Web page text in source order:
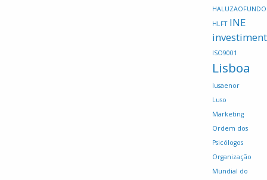
HLFT INE
ISO9001
Lisboa
lusaenor
Luso
Marketing
Ordem dos
Psicólogos
Organização
Mundial do